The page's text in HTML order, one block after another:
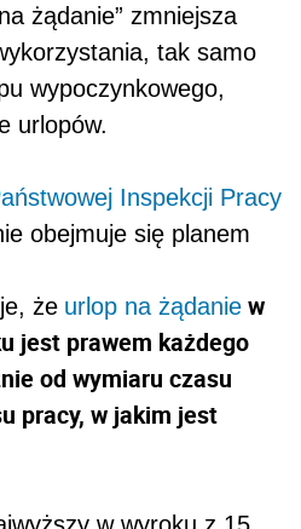
żądanie” zmniejsza
tak samo
wypoczynkowego,
urlopów.
Inspekcji Pracy
obejmuje się planem
że urlop na żądanie w
jest prawem każdego
od wymiaru czasu
pracy, w jakim jest